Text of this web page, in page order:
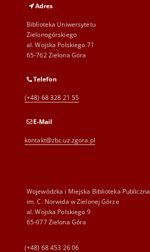
Adres
Biblioteka Uniwersytetu
Zielonogórskiego
al. Wojska Polskiego 71
65-762 Zielona Góra
Telefon
(+48) 68 328 21 55
E-Mail
kontakt@zbc.uz.zgora.pl
Wojewódzka i Miejska Biblioteka Publiczna
im. C. Norwida w Zielonej Górze
al. Wojska Polskiego 9
65-077 Zielona Góra
(+48) 68 453 26 06